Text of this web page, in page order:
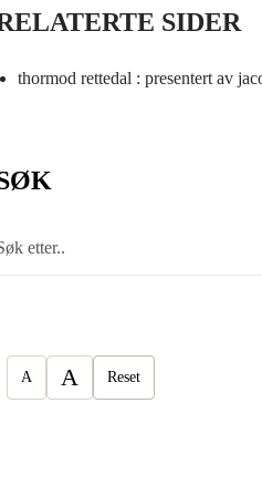
SIDER
thormod rettedal : presentert av
A A Reset